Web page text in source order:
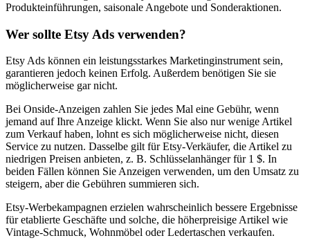
Produkteinführungen, saisonale Angebote und Sonderaktionen.
Wer sollte Etsy Ads verwenden?
Etsy Ads können ein leistungsstarkes Marketinginstrument sein,
garantieren jedoch keinen Erfolg. Außerdem benötigen Sie sie
möglicherweise gar nicht.
Bei Onside-Anzeigen zahlen Sie jedes Mal eine Gebühr, wenn
jemand auf Ihre Anzeige klickt. Wenn Sie also nur wenige Artikel
zum Verkauf haben, lohnt es sich möglicherweise nicht, diesen
Service zu nutzen. Dasselbe gilt für Etsy-Verkäufer, die Artikel zu
niedrigen Preisen anbieten, z. B. Schlüsselanhänger für 1 $. In
beiden Fällen können Sie Anzeigen verwenden, um den Umsatz zu
steigern, aber die Gebühren summieren sich.
Etsy-Werbekampagnen erzielen wahrscheinlich bessere Ergebnisse
für etablierte Geschäfte und solche, die höherpreisige Artikel wie
Vintage-Schmuck, Wohnmöbel oder Ledertaschen verkaufen.